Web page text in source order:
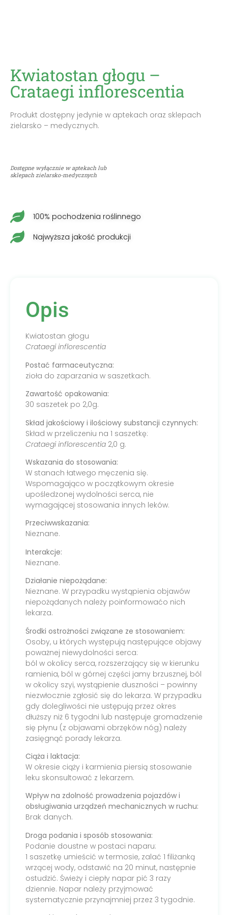
Kwiatostan głogu –
Crataegi inflorescentia
Produkt dostępny jedynie w aptekach oraz sklepach
zielarsko – medycznych.
Dostępne wyłącznie w aptekach lub
sklepach zielarsko-medycznych
100% pochodzenia roślinnego
Najwyższa jakość produkcji
Opis
Kwiatostan głogu
Crataegi inflorescentia
Postać farmaceutyczna:
zioła do zaparzania w saszetkach.
Zawartość opakowania:
30 saszetek po 2,0g.
Skład jakościowy i ilościowy substancji czynnych:
Skład w przeliczeniu na 1 saszetkę:
Crataegi inflorescentia 2,0 g.
Wskazania do stosowania:
W stanach łatwego męczenia się.
Wspomagająco w początkowym okresie
upośledzonej wydolności serca, nie
wymagającej stosowania innych leków.
Przeciwwskazania:
Nieznane.
Interakcje:
Nieznane.
Działanie niepożądane:
Nieznane. W przypadku wystąpienia objawów
niepożądanych należy poinformowaćo nich
lekarza.
Środki ostrożności związane ze stosowaniem:
Osoby, u których występują następujące objawy
poważnej niewydolności serca:
ból w okolicy serca, rozszerzający się w kierunku
ramienia, ból w górnej części jamy brzusznej, ból
w okolicy szyi, wystąpienie duszności – powinny
niezwłocznie zgłosić się do lekarza. W przypadku
gdy dolegliwości nie ustępują przez okres
dłuższy niż 6 tygodni lub następuje gromadzenie
się płynu (z objawami obrzęków nóg) należy
zasięgnąć porady lekarza.
Ciąża i laktacja:
W okresie ciąży i karmienia piersią stosowanie
leku skonsultować z lekarzem.
Wpływ na zdolność prowadzenia pojazdów i
obsługiwania urządzeń mechanicznych w ruchu:
Brak danych.
Droga podania i sposób stosowania:
Podanie doustne w postaci naparu:
1 saszetkę umieścić w termosie, zalać 1 filiżanką
wrzącej wody, odstawić na 20 minut, następnie
ostudzić. Świeży i ciepły napar pić 3 razy
dziennie. Napar należy przyjmować
systematycznie przynajmniej przez 3 tygodnie.